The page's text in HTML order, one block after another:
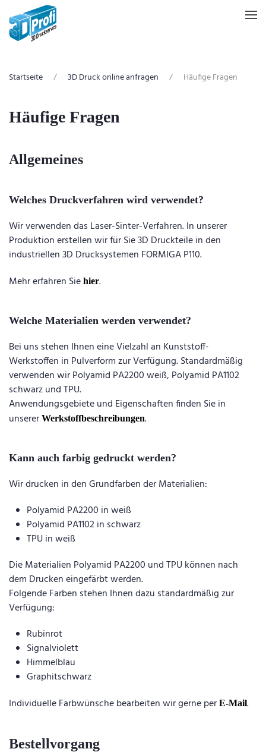
Zum Hauptinhalt springen
Startseite 3D Druck online anfragen Häufige Fragen
Häufige Fragen
Allgemeines
Welches Druckverfahren wird verwendet?
Wir verwenden das Laser-Sinter-Verfahren. In unserer
Produktion erstellen wir für Sie 3D Druckteile in den
industriellen 3D Drucksystemen FORMIGA P110.
Mehr erfahren Sie hier.
Welche Materialien werden verwendet?
Bei uns stehen Ihnen eine Vielzahl an Kunststoff-
Werkstoffen in Pulverform zur Verfügung. Standardmäßig
verwenden wir Polyamid PA2200 weiß, Polyamid PA1102
schwarz und TPU.
Anwendungsgebiete und Eigenschaften finden Sie in
unserer Werkstoffbeschreibungen.
Kann auch farbig gedruckt werden?
Wir drucken in den Grundfarben der Materialien:
Polyamid PA2200 in weiß
Polyamid PA1102 in schwarz
TPU in weiß
Die Materialien Polyamid PA2200 und TPU können nach
dem Drucken eingefärbt werden.
Folgende Farben stehen Ihnen dazu standardmäßig zur
Verfügung:
Rubinrot
Signalviolett
Himmelblau
Graphitschwarz
Individuelle Farbwünsche bearbeiten wir gerne per E-Mail.
Bestellvorgang